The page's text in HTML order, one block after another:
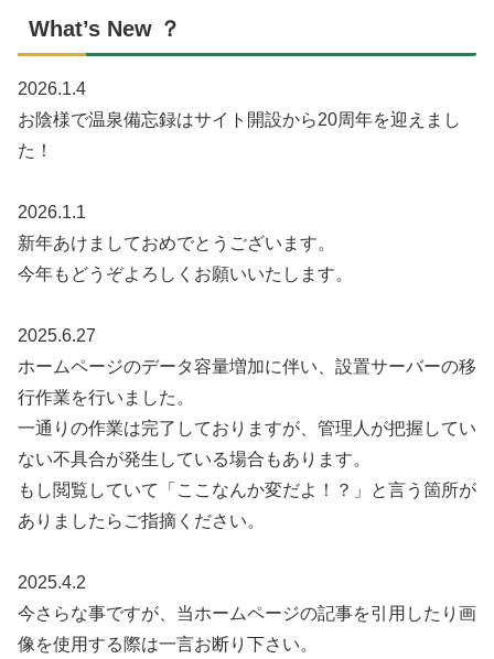
What’s New ？
2026.1.4
お陰様で温泉備忘録はサイト開設から20周年を迎えまし
た！
2026.1.1
新年あけましておめでとうございます。
今年もどうぞよろしくお願いいたします。
2025.6.27
ホームページのデータ容量増加に伴い、設置サーバーの移
行作業を行いました。
一通りの作業は完了しておりますが、管理人が把握してい
ない不具合が発生している場合もあります。
もし閲覧していて「ここなんか変だよ！？」と言う箇所が
ありましたらご指摘ください。
2025.4.2
今さらな事ですが、当ホームページの記事を引用したり画
像を使用する際は一言お断り下さい。